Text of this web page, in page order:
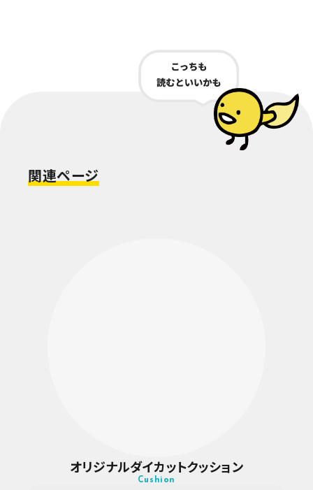
関連ページ
オリジナルダイカットクッション
Cushion